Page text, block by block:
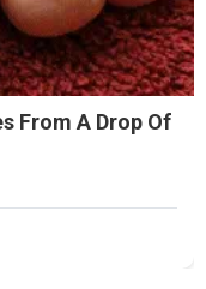
From A Drop Of